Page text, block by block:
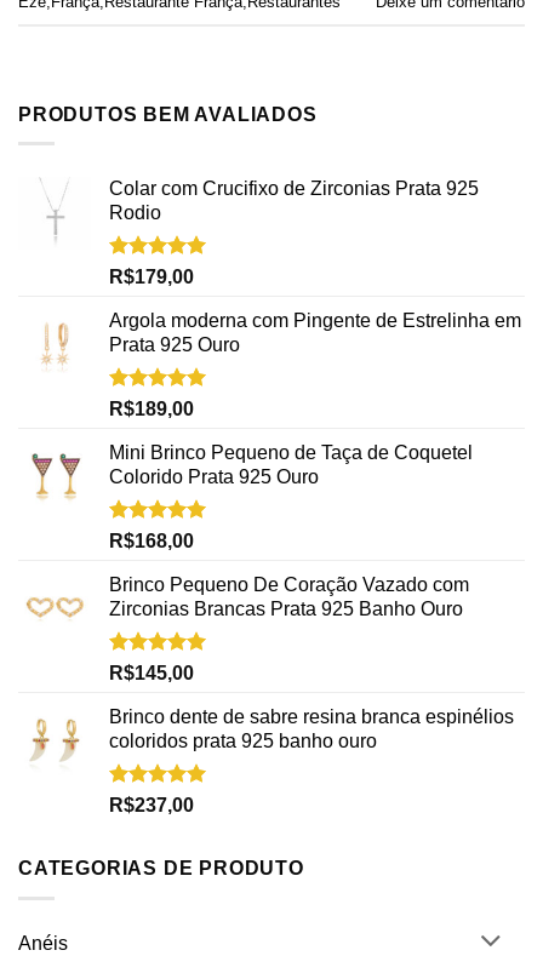
PRODUTOS BEM AVALIADOS
Colar com Crucifixo de Zirconias Prata 925
Rodio
Avaliação
R$179,00
Argola moderna com Pingente de Estrelinha em
Prata 925 Ouro
Avaliação
R$189,00
Mini Brinco Pequeno de Taça de Coquetel
Colorido Prata 925 Ouro
Avaliação
R$168,00
Brinco Pequeno De Coração Vazado com
Zirconias Brancas Prata 925 Banho Ouro
Avaliação
R$145,00
Brinco dente de sabre resina branca espinélios
coloridos prata 925 banho ouro
Avaliação
R$237,00
CATEGORIAS DE PRODUTO
Anéis